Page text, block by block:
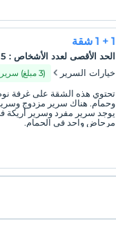
1 + 1 شقة
الحد الأقصى لعدد الأشخاص :
5
خيارات السرير
(3 مبلغ) سرير مفرد
تحتوي هذه الشقة على غرفة
وحمام. هناك سرير مزدوج
يوجد سرير مفرد وسرير أريكة
مرحاض واحد في الحمام.